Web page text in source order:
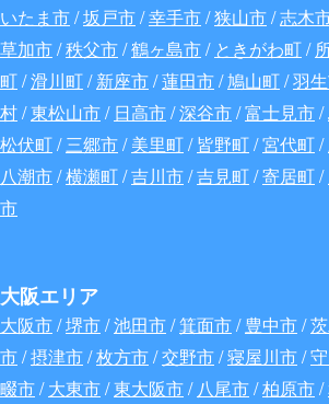
いたま市/坂戸市/幸手市/狭山市/志木
草加市/秩父市/鶴ヶ島市/ ときがわ町/
町/滑川町/新座市/蓮田市/鳩山町/羽
村/東松山市/ 日高市/深谷市/富士見市/
松伏町/三郷市/美里町/皆野町/宮代町/
八潮市/横瀬町/吉川市/吉見町/寄居町/
市
大阪エリア
大阪市/堺市/池田市/箕面市/豊中市/
市/摂津市/枚方市/交野市/寝屋川市/
畷市/大東市/東大阪市/ 八尾市/柏原市/